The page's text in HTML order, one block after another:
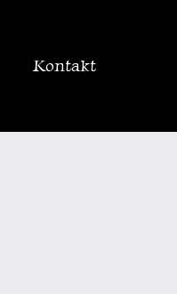
Kontakt